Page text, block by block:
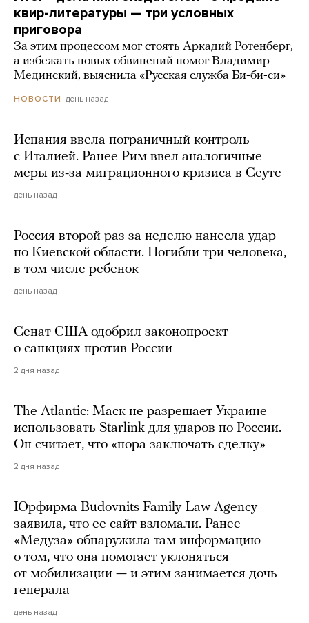
квир-литературы — три условных
приговора
За этим процессом мог стоять Аркадий Ротенберг,
а избежать новых обвинений помог Владимир
Мединский, выяснила «Русская служба Би-би-си»
НОВОСТИ день назад
Испания ввела пограничный контроль
с Италией. Ранее Рим ввел аналогичные
меры из-за миграционного кризиса в Сеуте
день назад
Россия второй раз за неделю нанесла удар
по Киевской области. Погибли три человека,
в том числе ребенок
день назад
Сенат США одобрил законопроект
о санкциях против России
2 дня назад
The Atlantic: Маск не разрешает Украине
использовать Starlink для ударов по России.
Он считает, что «пора заключать сделку»
2 дня назад
Юрфирма Budovnits Family Law Agency
заявила, что ее сайт взломали. Ранее
«Медуза» обнаружила там информацию
о том, что она помогает уклоняться
от мобилизации — и этим занимается дочь
генерала
день назад